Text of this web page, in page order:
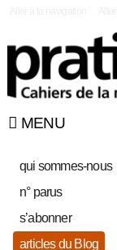
MENU
qui sommes-nous
n° parus
s’abonner
articles du Blog